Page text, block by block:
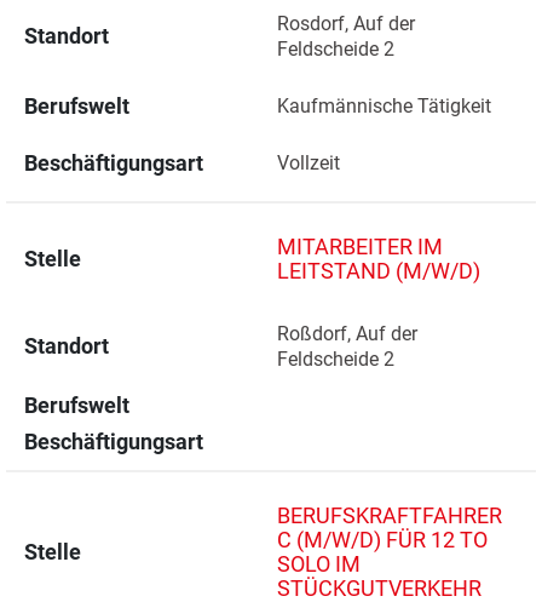
Standort
Rosdorf, Auf der
Feldscheide 2
Berufswelt Kaufmännische Tätigkeit
Beschäftigungsart Vollzeit
Stelle
MITARBEITER IM
LEITSTAND (M/W/D)
Standort
Roßdorf, Auf der
Feldscheide 2
Berufswelt
Beschäftigungsart
Stelle
BERUFSKRAFTFAHRER
C (M/W/D) FÜR 12 TO
SOLO IM
STÜCKGUTVERKEHR